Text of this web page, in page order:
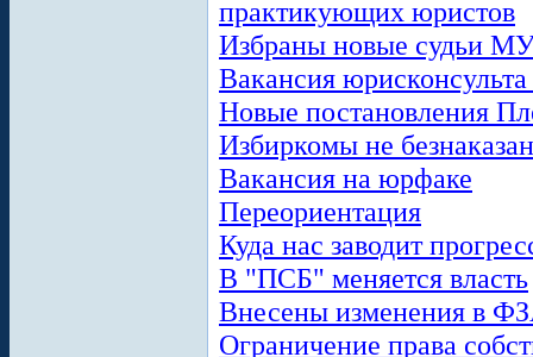
практикующих юристов
Избраны новые судьи
Вакансия
Новые постановления
Избиркомы не
Вакансия на юрфаке
Переориентация
Куда нас заводит
В "ПСБ" меняется власть
Внесены изменения в
Ограничение права